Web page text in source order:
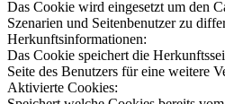
Das Cookie wird eingesetzt um den
Szenarien und Seitenbenutzer zu
Herkunftsinformationen:
Das Cookie speichert die
Seite des Benutzers für eine weitere
Aktivierte Cookies: